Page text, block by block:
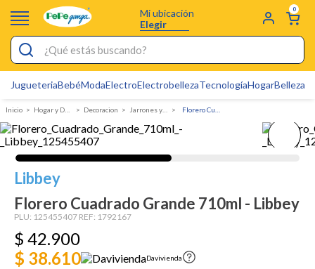
Mi ubicación
Elegir
0
¿Qué estás buscando?
JugueteriaBebéModaElectroElectrobellezaTecnologíaHogarBelleza
Hogar y Decoracion Decoracion Jarrones y floreros
Libbey
Florero Cuadrado Grande 710ml - Libbey
PLU: 125455407 REF: 1792167
$ 42.900
$ 38.610
Davivienda
Pijamas
Electro
Figuras Toy Story
Silla Mecedora Bebé
Bebes